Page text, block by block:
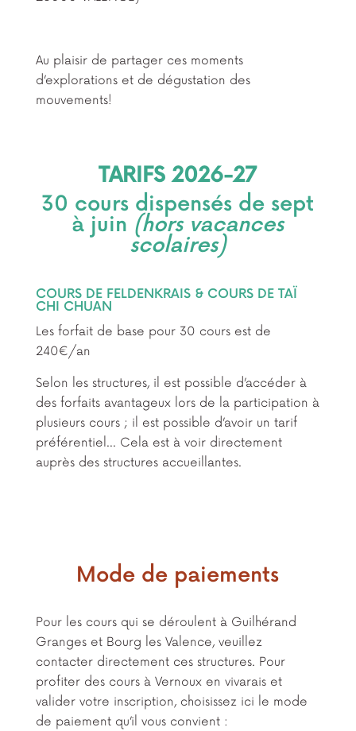
Au plaisir de partager ces moments
d’explorations et de dégustation des
mouvements!
TARIFS 2026-27
30 cours dispensés de sept
à juin (hors vacances
scolaires)
COURS DE FELDENKRAIS & COURS DE TAÏ
CHI CHUAN
Les forfait de base pour 30 cours est de
240€/an
Selon les structures, il est possible d’accéder à
des forfaits avantageux lors de la participation à
plusieurs cours ; il est possible d’avoir un tarif
préférentiel… Cela est à voir directement
auprès des structures accueillantes.
Mode de paiements
Pour les cours qui se déroulent à Guilhérand
Granges et Bourg les Valence, veuillez
contacter directement ces structures. Pour
profiter des cours à Vernoux en vivarais et
valider votre inscription, choisissez ici le mode
de paiement qu’il vous convient :